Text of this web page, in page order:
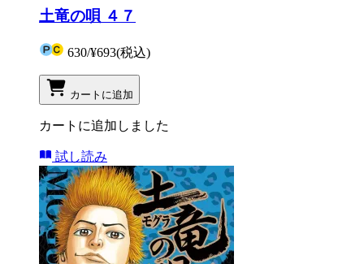
土竜の唄 ４７
630/¥693(税込)
カートに追加
カートに追加しました
試し読み